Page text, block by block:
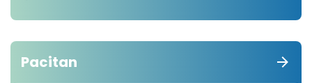
Pacitan